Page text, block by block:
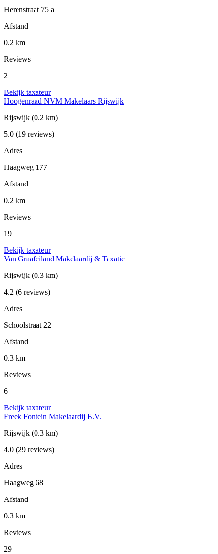
Herenstraat 75 a
Afstand
0.2 km
Reviews
2
Bekijk taxateur
Hoogenraad NVM Makelaars Rijswijk
Rijswijk (0.2 km)
5.0 (19 reviews)
Adres
Haagweg 177
Afstand
0.2 km
Reviews
19
Bekijk taxateur
Van Graafeiland Makelaardij & Taxatie
Rijswijk (0.3 km)
4.2 (6 reviews)
Adres
Schoolstraat 22
Afstand
0.3 km
Reviews
6
Bekijk taxateur
Freek Fontein Makelaardij B.V.
Rijswijk (0.3 km)
4.0 (29 reviews)
Adres
Haagweg 68
Afstand
0.3 km
Reviews
29